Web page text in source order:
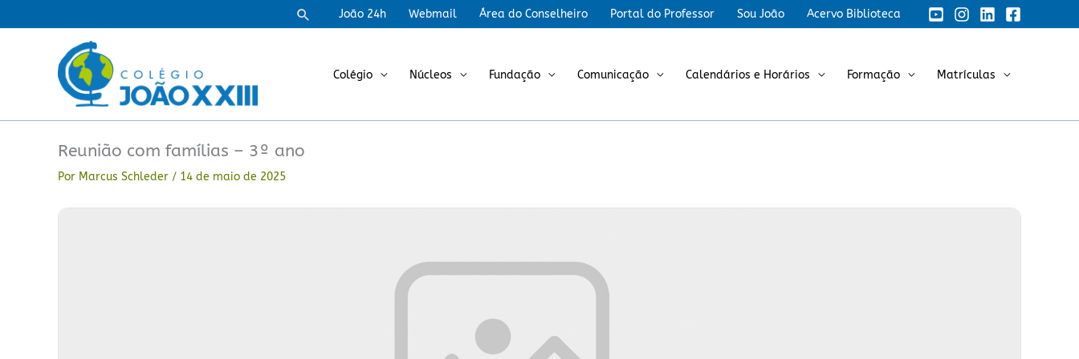
para
PesquisarJoão 24h Webmail Área do Conselheiro Portal do Professor Sou João Acervo Biblioteca
Colégio Núcleos Fundação Comunicação Calendários e Horários Formação Matrículas
Reunião com famílias – 3º ano
Por Marcus Schleder / 14 de maio de 2025